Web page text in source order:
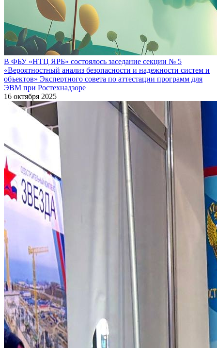
В ФБУ «НТЦ ЯРБ» состоялось заседание секции № 5
«Вероятностный анализ безопасности и надежности систем и
объектов» Экспертного совета по аттестации программ для
ЭВМ при Ростехнадзоре
16 октября 2025